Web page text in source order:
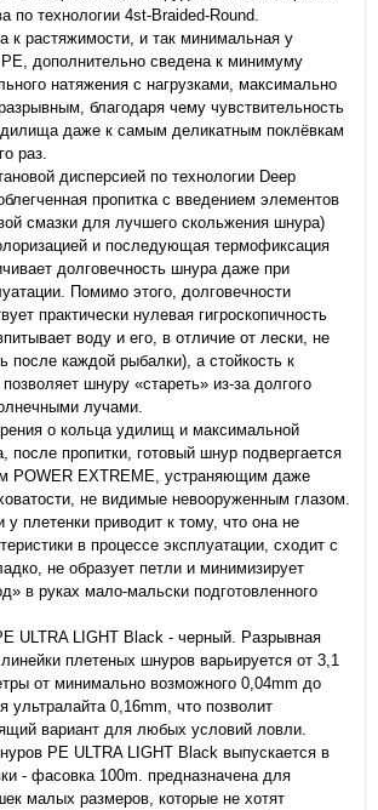
по технологии 4st-Braided-Round.
к растяжимости, и так минимальная у
дополнительно сведена к минимуму
натяжения с нагрузками, максимально
благодаря чему чувствительность
даже к самым деликатным поклёвкам
раз.
дисперсией по технологии Deep
пропитка с введением элементов
смазки для лучшего скольжения шнура)
и последующая термофиксация
долговечность шнура даже при
Помимо этого, долговечности
практически нулевая гигроскопичность
воду и его, в отличие от лески, не
после каждой рыбалки), а стойкость к
шнуру «стареть» из-за долгого
лучами.
о кольца удилищ и максимальной
после пропитки, готовый шнур подвергается
POWER EXTREME, устраняющим даже
не видимые невооруженным глазом.
у плетенки приводит к тому, что она не
в процессе эксплуатации, сходит с
не образует петли и минимизирует
в руках мало-мальски подготовленного
ULTRA LIGHT Black - черный. Разрывная
плетеных шнуров варьируется от 3,1
от минимально возможного 0,04mm до
ультралайта 0,16mm, что позволит
вариант для любых условий ловли.
PE ULTRA LIGHT Black выпускается в
- фасовка 100m. предназначена для
малых размеров, которые не хотят